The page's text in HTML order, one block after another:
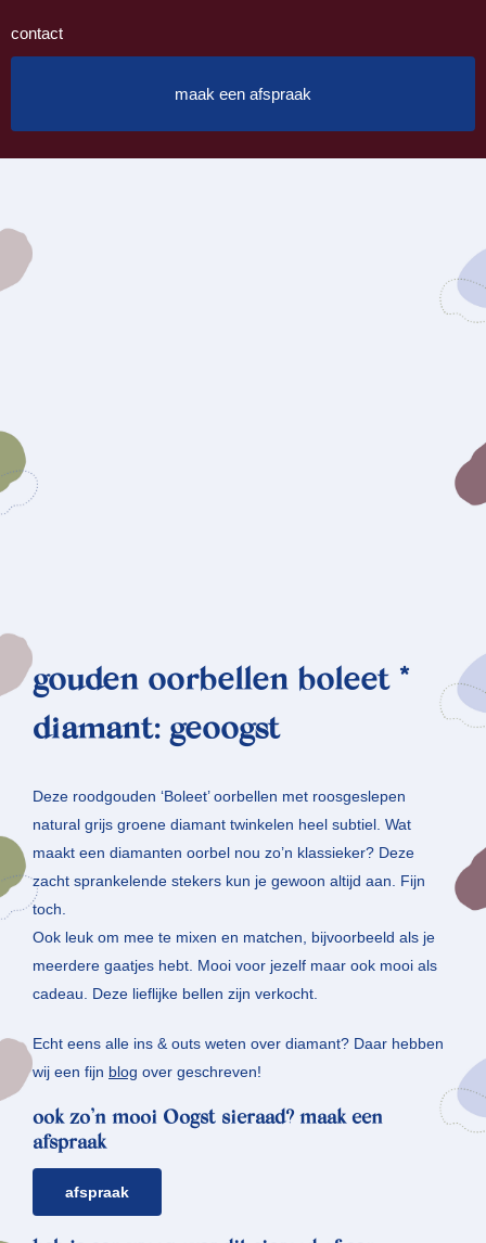
contact
maak een afspraak
gouden oorbellen boleet *
diamant: geoogst
Deze roodgouden ‘Boleet’ oorbellen met roosgeslepen
natural grijs groene diamant twinkelen heel subtiel. Wat
maakt een diamanten oorbel nou zo’n klassieker? Deze
zacht sprankelende stekers kun je gewoon altijd aan. Fijn
toch.
Ook leuk om mee te mixen en matchen, bijvoorbeeld als je
meerdere gaatjes hebt. Mooi voor jezelf maar ook mooi als
cadeau. Deze lieflijke bellen zijn verkocht.
Echt eens alle ins & outs weten over diamant? Daar hebben
wij een fijn blog over geschreven!
ook zo’n mooi Oogst sieraad? maak een
afspraak
afspraak